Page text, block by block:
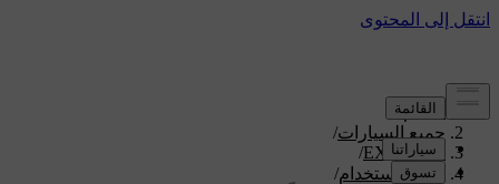
الدعم/
جميع السيارات/
EX90 2026
/
دليل الاستخدام/